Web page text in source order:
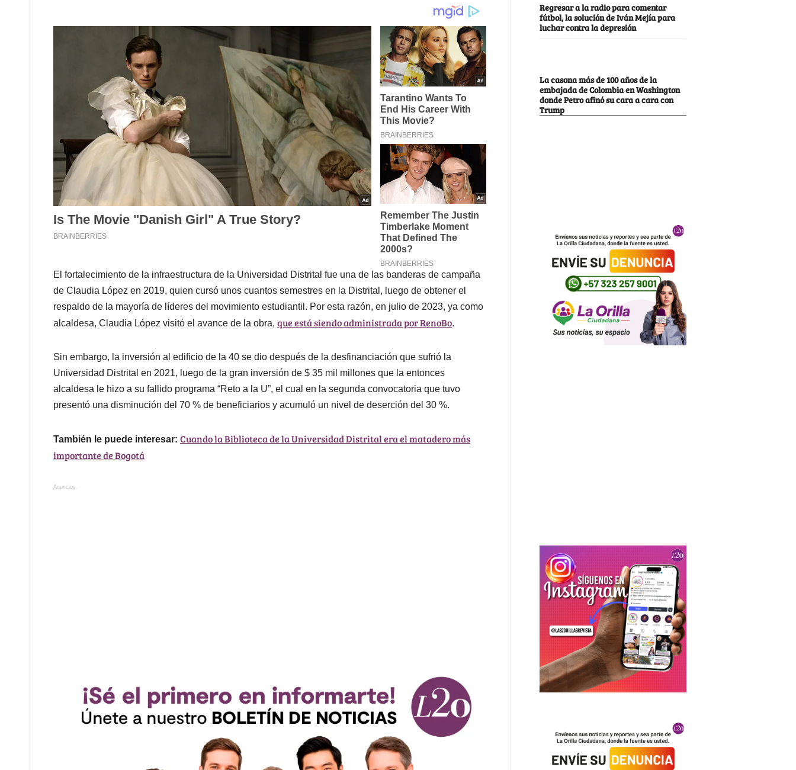
El fortalecimiento de la infraestructura de la Universidad Distrital fue una de las banderas de campaña
de Claudia López en 2019, quien cursó unos cuantos semestres en la Distrital, luego de obtener el
respaldo de la mayoría de líderes del movimiento estudiantil. Por esta razón, en julio de 2023, ya como
alcaldesa, Claudia López visitó el avance de la obra, que está siendo administrada por RenoBo.
Sin embargo, la inversión al edificio de la 40 se dio después de la desfinanciación que sufrió la
Universidad Distrital en 2021, luego de la gran inversión de $ 35 mil millones que la entonces
alcaldesa le hizo a su fallido programa “Reto a la U”, el cual en la segunda convocatoria que tuvo
presentó una disminución del 70 % de beneficiarios y acumuló un nivel de deserción del 30 %.
También le puede interesar: Cuando la Biblioteca de la Universidad Distrital era el matadero más
importante de Bogotá
Anuncios.
Regresar a la radio para comentar
fútbol, la solución de Iván Mejía para
luchar contra la depresión
La casona más de 100 años de la
embajada de Colombia en Washington
donde Petro afinó su cara a cara con
Trump